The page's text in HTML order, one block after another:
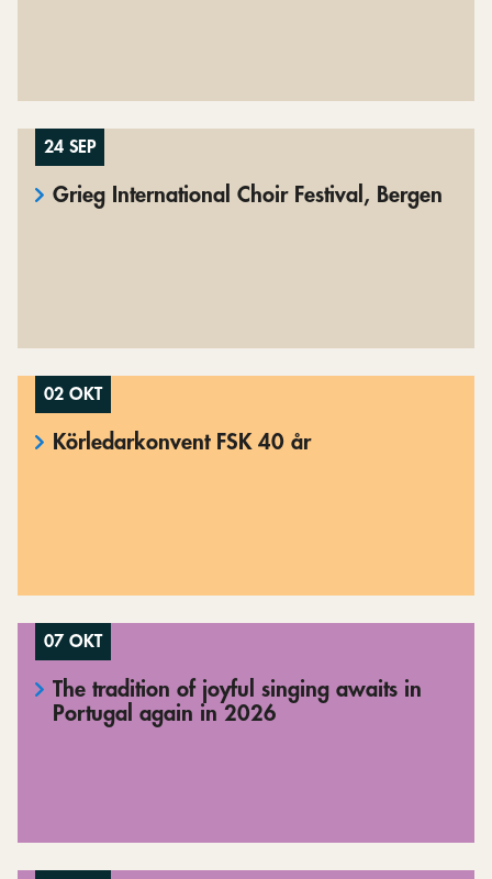
24 SEP
Grieg International Choir Festival, Bergen
02 OKT
Körledarkonvent FSK 40 år
07 OKT
The tradition of joyful singing awaits in
Portugal again in 2026